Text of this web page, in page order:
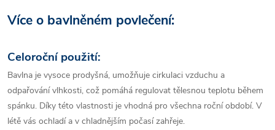
Více o bavlněném povlečení:
Celoroční použití:
Bavlna je vysoce prodyšná, umožňuje cirkulaci vzduchu a
odpařování vlhkosti, což pomáhá regulovat tělesnou teplotu během
spánku. Díky této vlastnosti je vhodná pro všechna roční období. V
létě vás ochladí a v chladnějším počasí zahřeje.